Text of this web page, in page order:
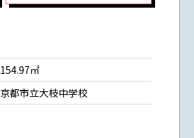
154.97㎡
京都市立大枝中学校